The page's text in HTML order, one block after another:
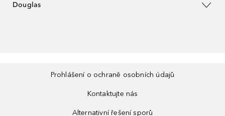
Douglas
Prohlášení o ochraně osobních údajů
Kontaktujte nás
Alternativní řešení sporů